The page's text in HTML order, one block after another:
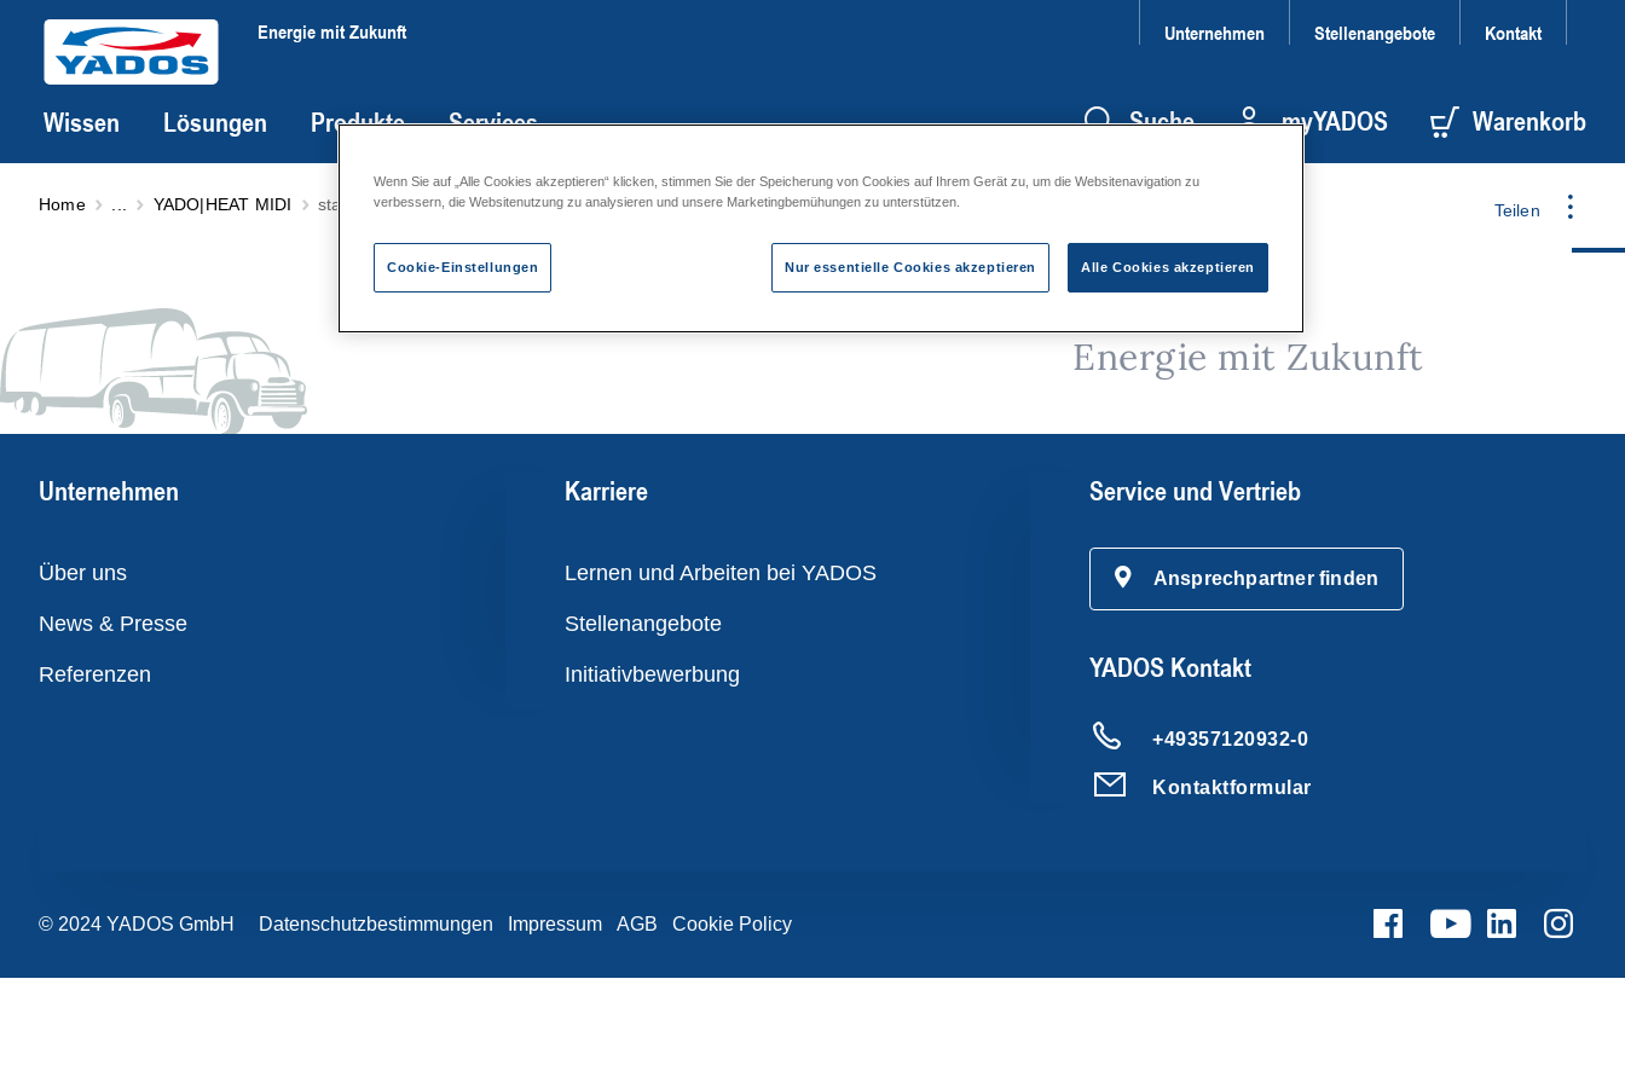
Energie mit Zukunft
Wissen Lösungen Produkte Services
Unternehmen Stellenangebote Kontakt
Suche myYADOS Warenkorb
Teilen
Home YADO|HEAT MIDI standardisierte Solarstation Juri MIDI SM20 - 70
Energie mit Zukunft
Unternehmen
Übersicht
Über uns
News & Presse
Referenzen
Karriere
Übersicht
Lernen und Arbeiten bei YADOS
Stellenangebote
Initiativbewerbung
Service und Vertrieb
Ansprechpartner finden
YADOS Kontakt
+49357120932-0
Kontaktformular
© 2024 YADOS GmbH Datenschutzbestimmungen Impressum AGB Cookie Policy
Wenn Sie auf „Alle Cookies akzeptieren“ klicken, stimmen Sie der Speicherung von Cookies auf Ihrem Gerät zu, um die Websitenavigation zu
verbessern, die Websitenutzung zu analysieren und unsere Marketingbemühungen zu unterstützen.
Cookie-Einstellungen Nur essentielle Cookies akzeptieren Alle Cookies akzeptieren